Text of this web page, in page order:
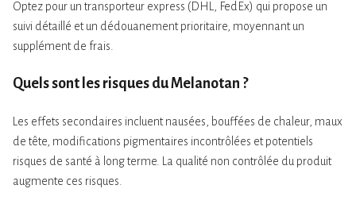
Optez pour un transporteur express (DHL, FedEx) qui propose un
suivi détaillé et un dédouanement prioritaire, moyennant un
supplément de frais.
Quels sont les risques du Melanotan ?
Les effets secondaires incluent nausées, bouffées de chaleur, maux
de tête, modifications pigmentaires incontrôlées et potentiels
risques de santé à long terme. La qualité non contrôlée du produit
augmente ces risques.